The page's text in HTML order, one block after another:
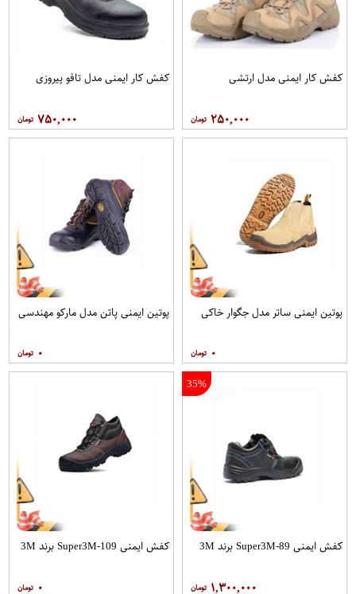
کفش کار ایمنی مدل ارتشی
۲۵۰,۰۰۰
کفش کار ایمنی مدل تافو پیروزی
۷۵۰,۰۰۰
پوتین ایمنی ساتر مدل جگوار خاکی
۰
پوتین ایمنی پاتن مدل مارکو مهندسی
۰
35%
کفش ایمنی Super3M-89 برند 3M
۱,۳۰۰,۰۰۰
کفش ایمنی Super3M-109 برند 3M
۰